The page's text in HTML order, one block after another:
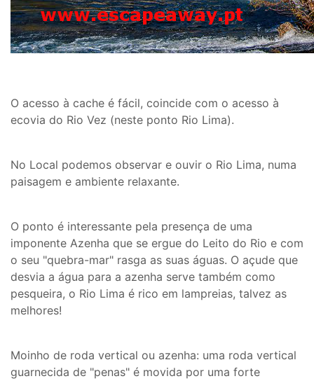
O acesso à cache é fácil, coincide com o acesso à
ecovia do Rio Vez (neste ponto Rio Lima).
No Local podemos observar e ouvir o Rio Lima, numa
paisagem e ambiente relaxante.
O ponto é interessante pela presença de uma
imponente Azenha que se ergue do Leito do Rio e com
o seu "quebra-mar" rasga as suas águas. O açude que
desvia a água para a azenha serve também como
pesqueira, o Rio Lima é rico em lampreias, talvez as
melhores!
Moinho de roda vertical ou azenha: uma roda vertical
guarnecida de "penas" é movida por uma forte